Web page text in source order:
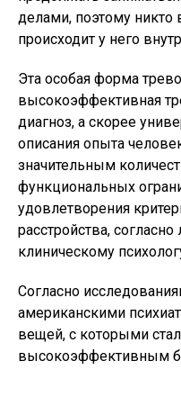
делами, поэтому никто
происходит у него
Эта особая форма
высокоэффективная
диагноз, а скорее
описания опыта
значительным
функциональных
удовлетворения
расстройства,
клиническому
Согласно
американскими
вещей, с которыми
высокоэффективным